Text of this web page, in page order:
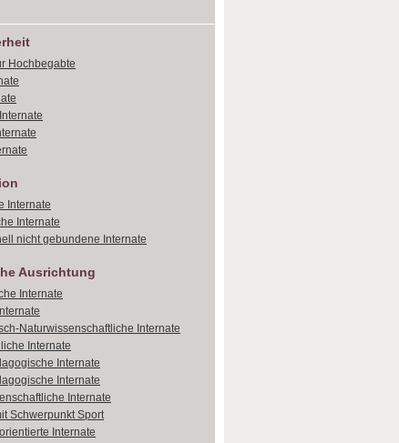
Hochbegabte
Internate
Internate
nicht gebundene Internate
Ausrichtung
Internate
Naturwissenschaftliche Internate
Internate
Internate
Internate
Internate
Schwerpunkt Sport
Internate